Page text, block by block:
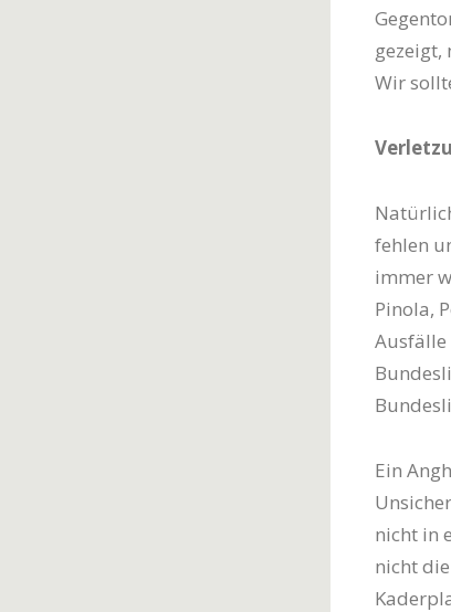
gezeigt,
Wir
fehlen
immer
Pinola,
Ausfälle
Ein
nicht in
nicht